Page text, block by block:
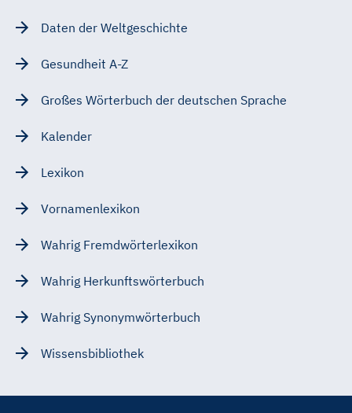
Daten der Weltgeschichte
Gesundheit A-Z
Großes Wörterbuch der deutschen Sprache
Kalender
Lexikon
Vornamenlexikon
Wahrig Fremdwörterlexikon
Wahrig Herkunftswörterbuch
Wahrig Synonymwörterbuch
Wissensbibliothek